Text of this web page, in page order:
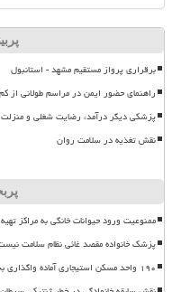
برقراری پرواز مستقیم مشهد - استانبول
راهنمای حضور ایمن در مراسم طولانی از
پزشکی دیگر درآمد، رضایت شغلی و منزلت
نقش تغذیه در سلامت روان
ممنوعیت ورود حیوانات خانگی به مراکز
پزشک خانواده مقصد غائی نظام سلامت
۱۹۰ واحد مسکن استیجاری آماده واگذاری به زوج های جوان است